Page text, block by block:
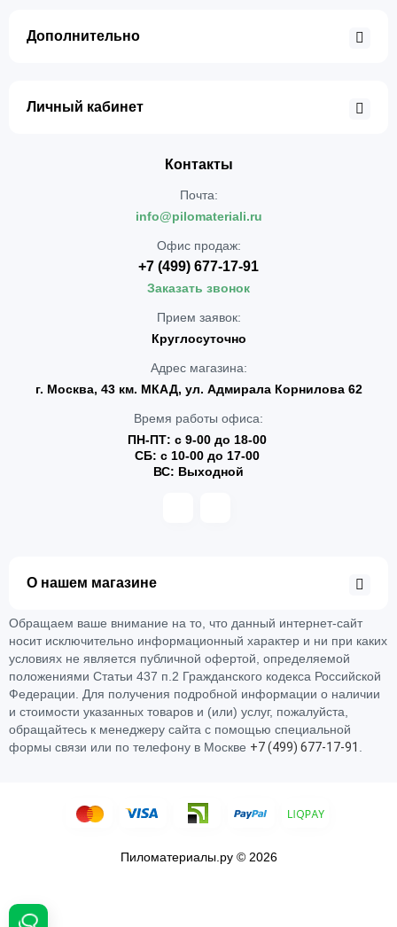
Дополнительно
Личный кабинет
Контакты
Почта:
info@pilomateriali.ru
Офис продаж:
+7 (499) 677-17-91
Заказать звонок
Прием заявок:
Круглосуточно
Адрес магазина:
г. Москва, 43 км. МКАД, ул. Адмирала Корнилова 62
Время работы офиса:
ПН-ПТ: с 9-00 до 18-00
СБ: с 10-00 до 17-00
ВС: Выходной
О нашем магазине
Обращаем ваше внимание на то, что данный интернет-сайт
носит исключительно информационный характер и ни при каких
условиях не является публичной офертой, определяемой
положениями Статьи 437 п.2 Гражданского кодекса Российской
Федерации. Для получения подробной информации о наличии
и стоимости указанных товаров и (или) услуг, пожалуйста,
обращайтесь к менеджеру сайта с помощью специальной
формы связи или по телефону в Москве +7 (499) 677-1 7-91
Пиломатериалы.ру © 2026